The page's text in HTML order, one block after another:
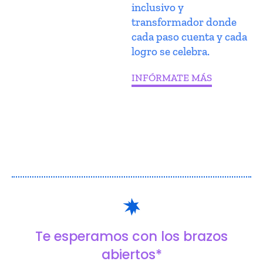
inclusivo y
transformador donde
cada paso cuenta y cada
logro se celebra.
INFÓRMATE MÁS
Te esperamos con los brazos
abiertos*